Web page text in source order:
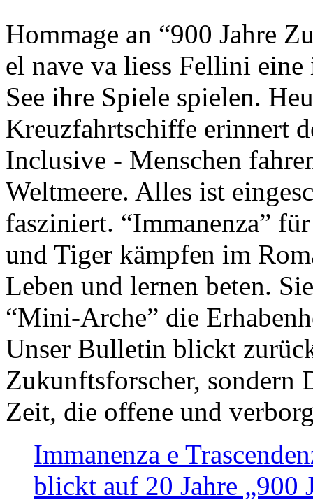
Hommage an “900 Jahre
el nave va liess Fellini
See ihre Spiele spielen.
Kreuzfahrtschiffe erinnert
Inclusive - Menschen
Weltmeere. Alles ist
fasziniert. “Immanenza”
und Tiger kämpfen im
Leben und lernen beten.
“Mini-Arche” die
Unser Bulletin blickt
Zukunftsforscher, sondern
Zeit, die offene und
Immanenza e
blickt auf 20 Jahre „900